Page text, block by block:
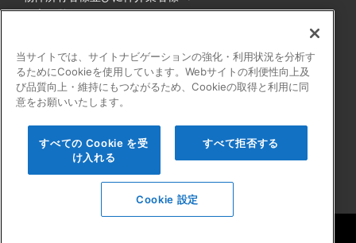
健康経営
プライバシーポリシー
障害者の表記について
よくある質問
当サイトでは、サイトナビゲーションの強化・利用状況を分析す
るためにCookieを使用しています。Webサイトの利便性向上及
び品質向上・維持にもつながるため、Cookieの取得と利用に同
意をお願いいたします。
すべての Cookie を受
け入れる
すべて拒否する
Cookie 設定